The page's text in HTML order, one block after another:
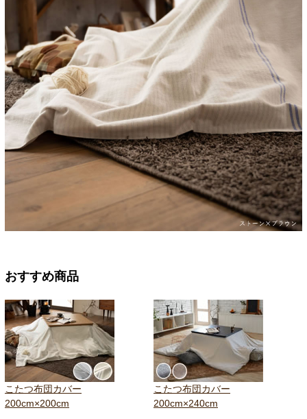
おすすめ商品
こたつ布団カバー
200cm×200cm
こたつ布団カバー
200cm×240cm